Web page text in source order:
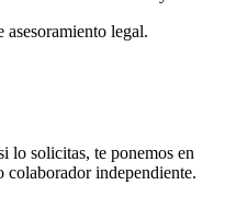
legal.
lo solicitas, te ponemos en
independiente.